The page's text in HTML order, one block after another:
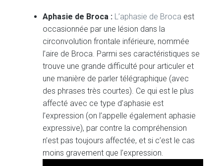
Aphasie de Broca : L’aphasie de Broca est
occasionnée par une lésion dans la
circonvolution frontale inférieure, nommée
l’aire de Broca. Parmi ses caractéristiques se
trouve une grande difficulté pour articuler et
une manière de parler télégraphique (avec
des phrases très courtes). Ce qui est le plus
affecté avec ce type d’aphasie est
l’expression (on l’appelle également aphasie
expressive), par contre la compréhension
n’est pas toujours affectée, et si c’est le cas
moins gravement que l’expression.